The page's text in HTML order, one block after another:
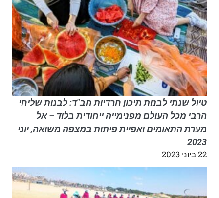
טיול שנתי לבנות תיכון חרדיות חב"ד: לבנות שליחי
הרבי מכל העולם מפנימייה ייחודית בלוד – אל
מערת התאומים ואפיית פיתות במצפה משואה, יוני
2023
22 ביוני 2023